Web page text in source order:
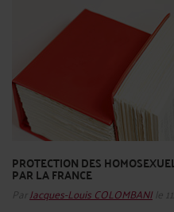
PROTECTION DES
PAR LA FRANCE
Par Jacques-Louis COLOMBANI le